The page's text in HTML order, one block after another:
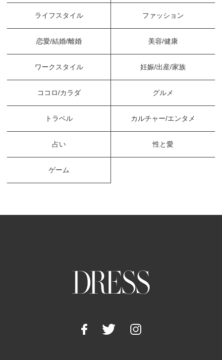
ライフスタイル ファッション
恋愛/結婚/離婚 美容/健康
ワークスタイル 妊娠/出産/家族
ココロ/カラダ グルメ
トラベル カルチャー/エンタメ
占い 性と愛
ゲーム